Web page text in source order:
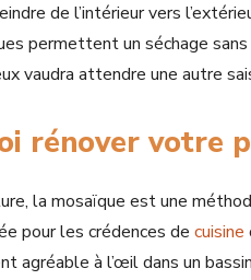
de l’intérieur vers
permettent un séchage sans
vaudra attendre une autre
rénover votre
la mosaïque est une
pour les crédences de cuisine
agréable à l’œil dans un